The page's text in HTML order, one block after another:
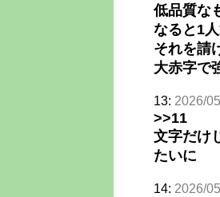
低品質な
なると1
それを請
大赤字で
13: 2026/
>>11
文字だけ
たいに
14: 2026/